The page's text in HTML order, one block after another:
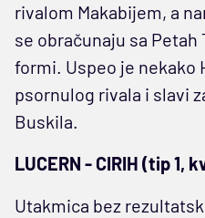
rivalom Makabijem, a
se obračunaju sa
formi. Uspeo je nekako
psornulog rivala i slavi
Buskila.
LUCERN - CIRIH (tip 1,
Utakmica bez